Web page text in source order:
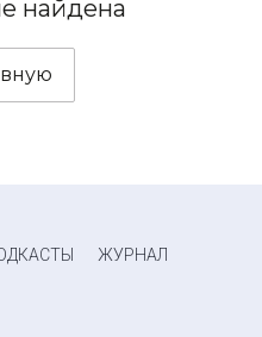
найдена
ЖУРНАЛ